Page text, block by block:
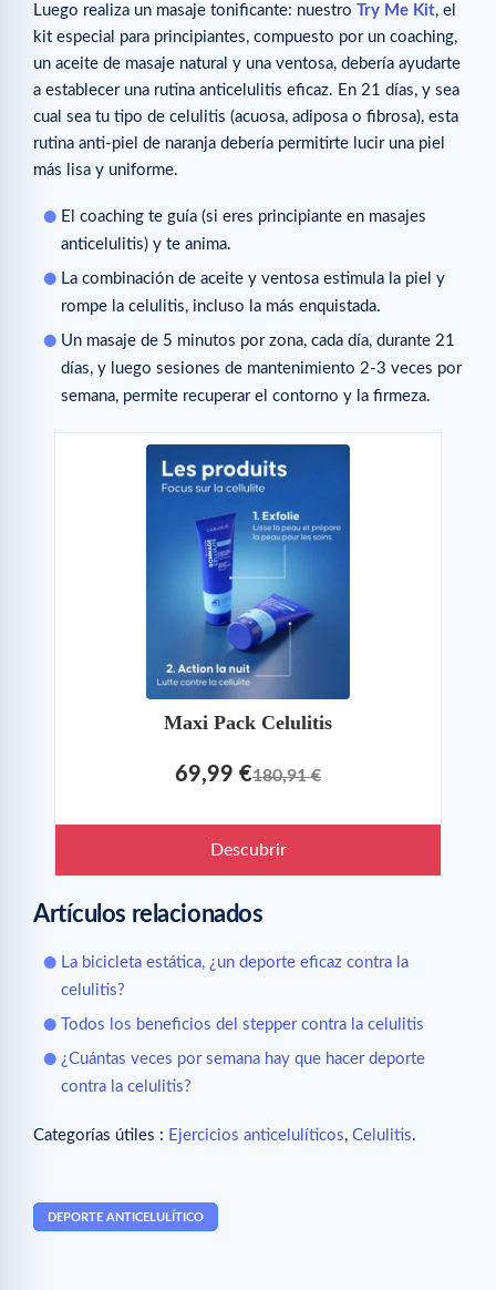
Luego realiza un masaje tonificante: nuestro Try Me Kit, el
kit especial para principiantes, compuesto por un coaching,
un aceite de masaje natural y una ventosa, debería ayudarte
a establecer una rutina anticelulitis eficaz. En 21 días, y sea
cual sea tu tipo de celulitis (acuosa, adiposa o fibrosa), esta
rutina anti-piel de naranja debería permitirte lucir una piel
más lisa y uniforme.
El coaching te guía (si eres principiante en masajes
anticelulitis) y te anima.
La combinación de aceite y ventosa estimula la piel y
rompe la celulitis, incluso la más enquistada.
Un masaje de 5 minutos por zona, cada día, durante 21
días, y luego sesiones de mantenimiento 2-3 veces por
semana, permite recuperar el contorno y la firmeza.
Maxi Pack Celulitis
69,99 €180,91 €
Descubrir
Artículos relacionados
La bicicleta estática, ¿un deporte eficaz contra la
celulitis?
Todos los beneficios del stepper contra la celulitis
¿Cuántas veces por semana hay que hacer deporte
contra la celulitis?
Categorías útiles : Ejercicios anticelulíticos, Celulitis.
DEPORTE ANTICELULÍTICO